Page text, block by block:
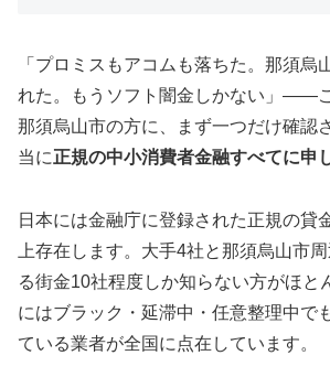
「プロミスもアコムも落ちた。那須烏
れた。もうソフト闇金しかない」——
那須烏山市の方に、まず一つだけ確認
当に正規の中小消費者金融すべてに申
日本には金融庁に登録された正規の貸
上存在します。大手4社と那須烏山市
る街金10社程度しか知らない方がほと
にはブラック・延滞中・任意整理中で
ている業者が全国に点在しています。